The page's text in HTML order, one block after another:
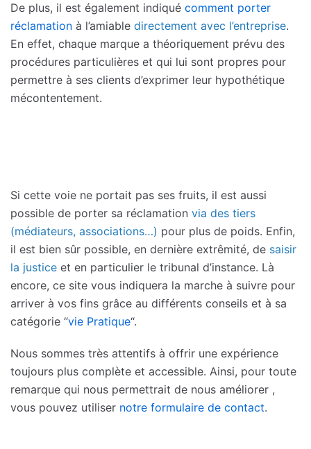
De plus, il est également indiqué comment porter
réclamation à l’amiable directement avec l’entreprise.
En effet, chaque marque a théoriquement prévu des
procédures particulières et qui lui sont propres pour
permettre à ses clients d’exprimer leur hypothétique
mécontentement.
Si cette voie ne portait pas ses fruits, il est aussi
possible de porter sa réclamation via des tiers
(médiateurs, associations…) pour plus de poids. Enfin,
il est bien sûr possible, en dernière extrêmité, de saisir
la justice et en particulier le tribunal d’instance. Là
encore, ce site vous indiquera la marche à suivre pour
arriver à vos fins grâce au différents conseils et à sa
catégorie “vie Pratique“.
Nous sommes très attentifs à offrir une expérience
toujours plus complète et accessible. Ainsi, pour toute
remarque qui nous permettrait de nous améliorer ,
vous pouvez utiliser notre formulaire de contact.